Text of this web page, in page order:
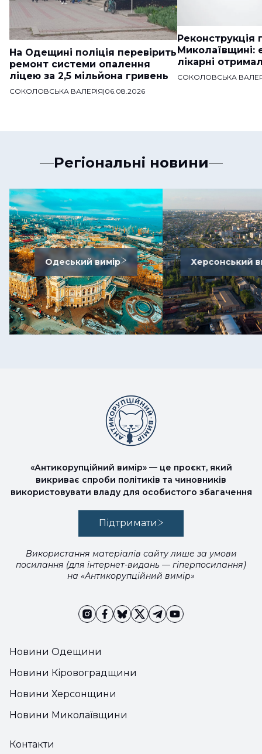
На Одещині поліція перевірить
ремонт системи опалення
ліцею за 2,5 мільйона гривень
СОКОЛОВСЬКА ВАЛЕРІЯ|06.08.2026
Реконструкція
Миколаївщині:
лікарні
СОКОЛОВСЬКА
Регіональні новини
Одеський вимір Херсонський
Новини Одещини
Новини Кіровоградщини
Новини Херсонщини
Новини Миколаївщини
«Антикорупційний вимір» — це проєкт, який
викриває спроби політиків та чиновників
використовувати владу для особистого збагачення
Підтримати
Використання матеріалів сайту лише за умови
посилання (для інтернет-видань — гіперпосилання)
на «Антикорупційний вимір»
Контакти